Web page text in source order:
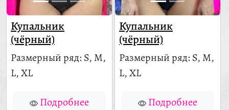
Купальник
(чёрный)
Размерный ряд: S, M,
L, XL
Подробнее
Купальник
(чёрный)
Размерный ряд: S, M,
L, XL
Подробнее